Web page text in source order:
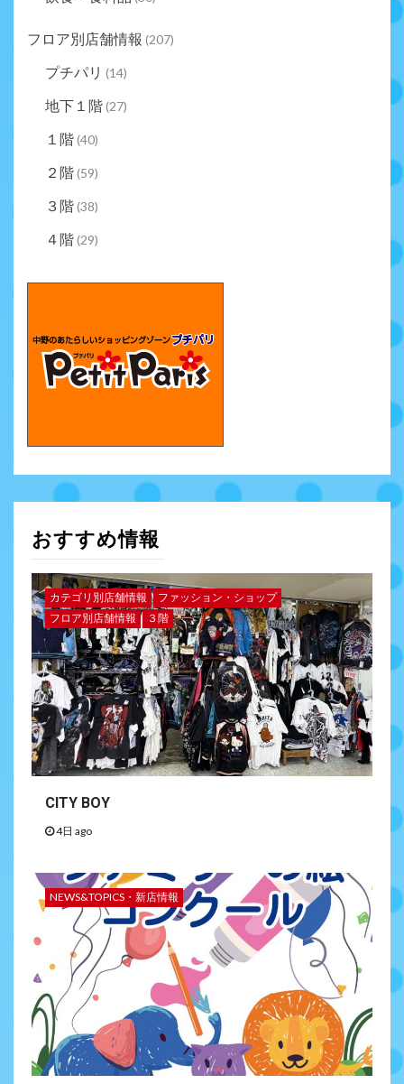
フロア別店舗情報 (207)
プチパリ (14)
地下１階(27)
１階(40)
２階(59)
３階(38)
４階(29)
おすすめ情報
カテゴリ別店舗情報
ファッション・ショップ
フロア別店舗情報
３階
CITY BOY
4日 ago
NEWS&TOPICS・新店情報